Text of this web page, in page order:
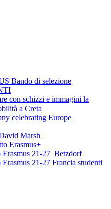
Bando di selezione
con schizzi e immagini la
a Creta
celebrating Europe
Marsh
Erasmus+
Erasmus 21-27 Betzdorf
21-27 Francia studenti